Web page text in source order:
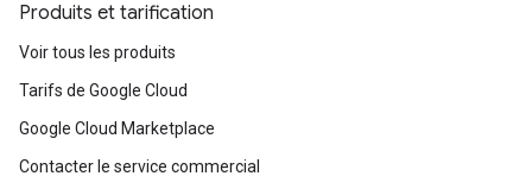
Produits et tarification
Voir tous les produits
Tarifs de Google Cloud
Google Cloud Marketplace
Contacter le service commercial